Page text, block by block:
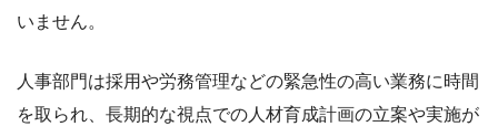
いません。
人事部門は採用や労務管理などの緊急性の高い業務に時間
を取られ、長期的な視点での人材育成計画の立案や実施が